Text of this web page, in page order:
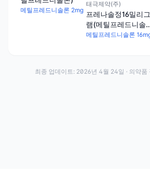
메틸프레드니솔론 2mg
태극제약(주)
프레나솔정16밀리그
램(메틸프레드니솔
론)(수출용)
메틸프레드니솔론
최종 업데이트: 2026년 4월 24일 · 의약